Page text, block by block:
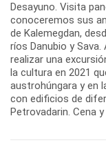
Desayuno. Visita
conoceremos sus
de Kalemegdan,
ríos Danubio y
realizar una
la cultura en 2021
austrohúngara y en
con edificios de